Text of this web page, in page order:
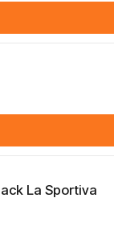
La Sportiva